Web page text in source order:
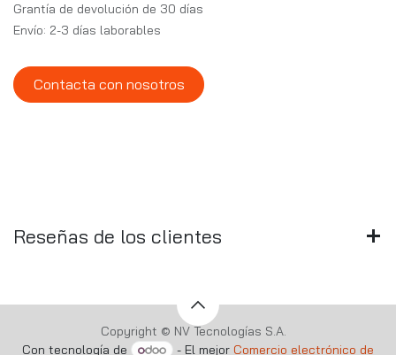
Grantía de devolución de 30 días
Envío: 2-3 días laborables
Contacta con nosotros
Reseñas de los clientes
Copyright © NV Tecnologías S.A.
Con tecnología de
- El mejor Comercio electrónico de